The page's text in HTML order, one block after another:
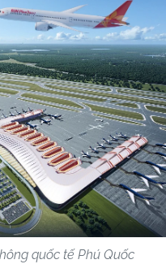
quốc tế Phú Quốc